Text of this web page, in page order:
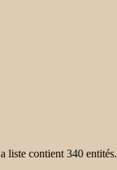
liste contient 340 entités.